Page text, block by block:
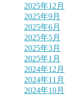
2025年12月
2025年9月
2025年6月
2025年5月
2025年3月
2025年1月
2024年12月
2024年11月
2024年10月